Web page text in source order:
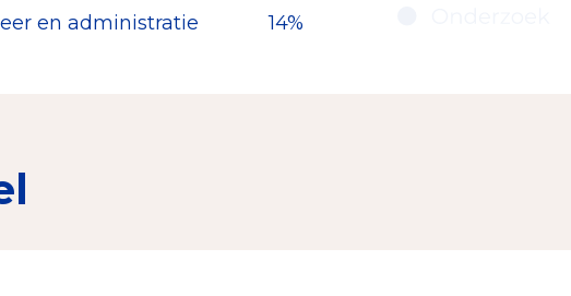
en administratie
14%